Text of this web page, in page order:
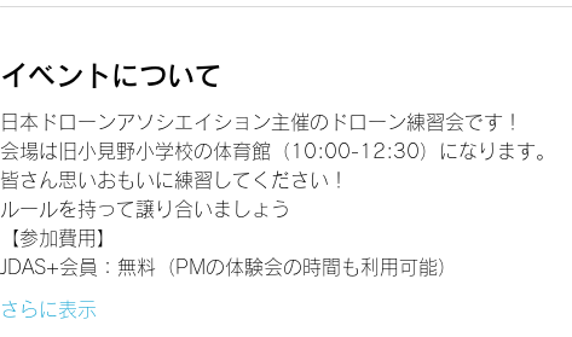
イベントについて
日本ドローンアソシエイション主催のドローン練習会です！
会場は旧小見野小学校の体育館（10:00-12:30）になります。
皆さん思いおもいに練習してください！
ルールを持って譲り合いましょう
【参加費用】
JDAS+会員：無料（PMの体験会の時間も利用可能）
さらに表示